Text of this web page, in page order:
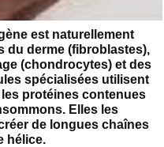
est naturellement
du derme (fibroblastes),
(chondrocytes) et des
spécialisées utilisent
protéines contenues
Elles les
de longues chaînes
hélice.